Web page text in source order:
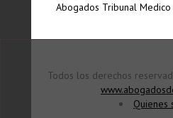
Abogados Tribunal
Todos los derechos
Quienes